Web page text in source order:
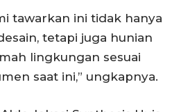
tawarkan ini tidak hanya
tetapi juga hunian
lingkungan sesuai
saat ini,” ungkapnya.